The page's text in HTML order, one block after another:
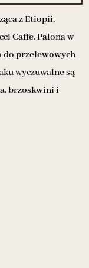
zEtiopii,
Caffe. Palona w
do przelewowych
wyczuwalne są
brzoskwini i